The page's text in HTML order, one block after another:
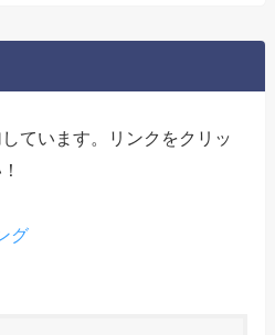
ています。リンクをクリッ
グ